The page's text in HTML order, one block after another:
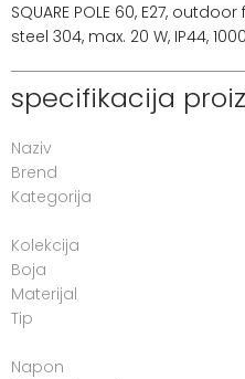
SQUARE POLE 60, E27,
steel 304, max. 20 W, IP44,
specifikacija
Naziv
Brend
Kategorija
Kolekcija
Boja
Materijal
Tip
Napon